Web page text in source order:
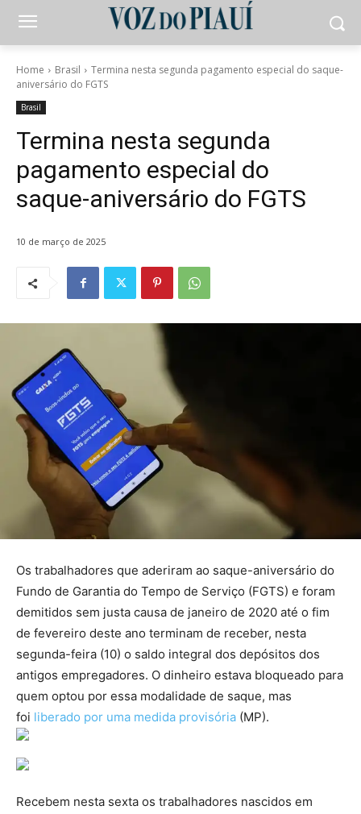
Home Brasil
Termina nesta segunda pagamento especial do saque-
aniversário do FGTS
Brasil
Termina nesta segunda
pagamento especial do
saque-aniversário do FGTS
10 de março de 2025
Os trabalhadores que aderiram ao saque-aniversário do
Fundo de Garantia do Tempo de Serviço (FGTS) e foram
demitidos sem justa causa de janeiro de 2020 até o fim
de fevereiro deste ano terminam de receber, nesta
segunda-feira (10) o saldo integral dos depósitos dos
antigos empregadores. O dinheiro estava bloqueado para
quem optou por essa modalidade de saque, mas
foi liberado por uma medida provisória (MP).
Recebem nesta sexta os trabalhadores nascidos em